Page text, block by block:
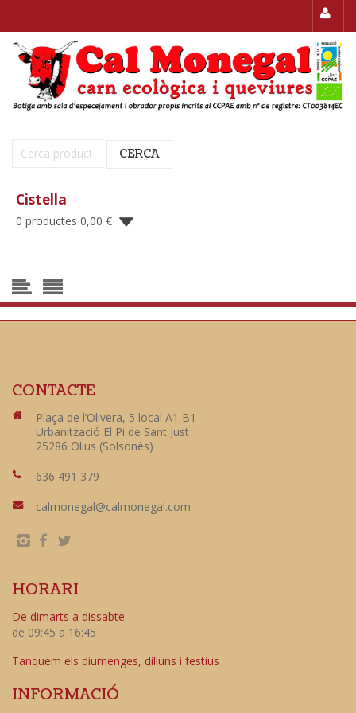
Cerca: CERCA
Cistella
0 productes 0,00 €
CONTACTE
Plaça de l’Olivera, 5 local A1 B1
Urbanització El Pi de Sant Just
25286 Olius (Solsonès)
636 491 379
calmonegal@calmonegal.com
HORARI
De dimarts a dissabte:
de 09:45 a 16:45
Tanquem els diumenges, dilluns i festius
INFORMACIÓ